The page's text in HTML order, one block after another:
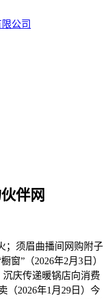
伴网
须眉曲播间网购附子
窗”（2026年2月3日）
庆传递暖锅店向消费
（2026年1月29日）今